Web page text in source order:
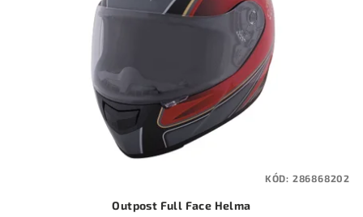
Outpost Full Face Helma
KÓD: 286868202